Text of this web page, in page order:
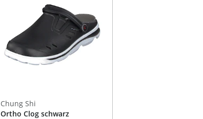
Chung Shi
Ortho Clog schwarz